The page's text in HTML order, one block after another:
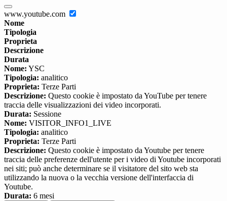
www.youtube.com
Nome
Tipologia
Proprieta
Descrizione
Durata
Nome: YSC
Tipologia: analitico
Proprieta: Terze Parti
Descrizione: Questo cookie è impostato da YouTube per tenere
traccia delle visualizzazioni dei video incorporati.
Durata: Sessione
Nome: VISITOR_INFO1_LIVE
Tipologia: analitico
Proprieta: Terze Parti
Descrizione: Questo cookie è impostato da Youtube per tenere
traccia delle preferenze dell'utente per i video di Youtube incorporati
nei siti; può anche determinare se il visitatore del sito web sta
utilizzando la nuova o la vecchia versione dell'interfaccia di
Youtube.
Durata: 6 mesi